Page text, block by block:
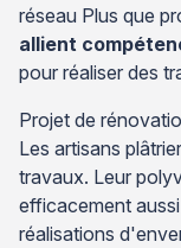
réseau Plus que
allient
pour réaliser des
Projet de
Les artisans
travaux. Leur
efficacement
réalisations